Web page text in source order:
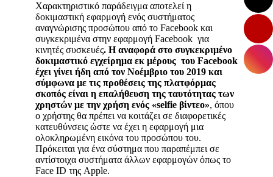
Χαρακτηριστικό παράδειγμα αποτελεί η
δοκιμαστική εφαρμογή ενός συστήματος
αναγνώρισης προσώπου από το Facebook και
συγκεκριμένα στην εφαρμογή Facebook για
κινητές συσκευές. Η αναφορά στο συγκεκριμένο
δοκιμαστικό εγχείρημα εκ μέρους του Facebook
έχει γίνει ήδη από τον Νοέμβριο του 2019 και
σύμφωνα με τις προθέσεις της πλατφόρμας
σκοπός είναι η επαλήθευση της ταυτότητας των
χρηστών με την χρήση ενός «selfie βίντεο», όπου
ο χρήστης θα πρέπει να κοιτάζει σε διαφορετικές
κατευθύνσεις ώστε να έχει η εφαρμογή μια
ολοκληρωμένη εικόνα του προσώπου του.
Πρόκειται για ένα σύστημα που παραπέμπει σε
αντίστοιχα συστήματα άλλων εφαρμογών όπως το
Face ID της Apple.